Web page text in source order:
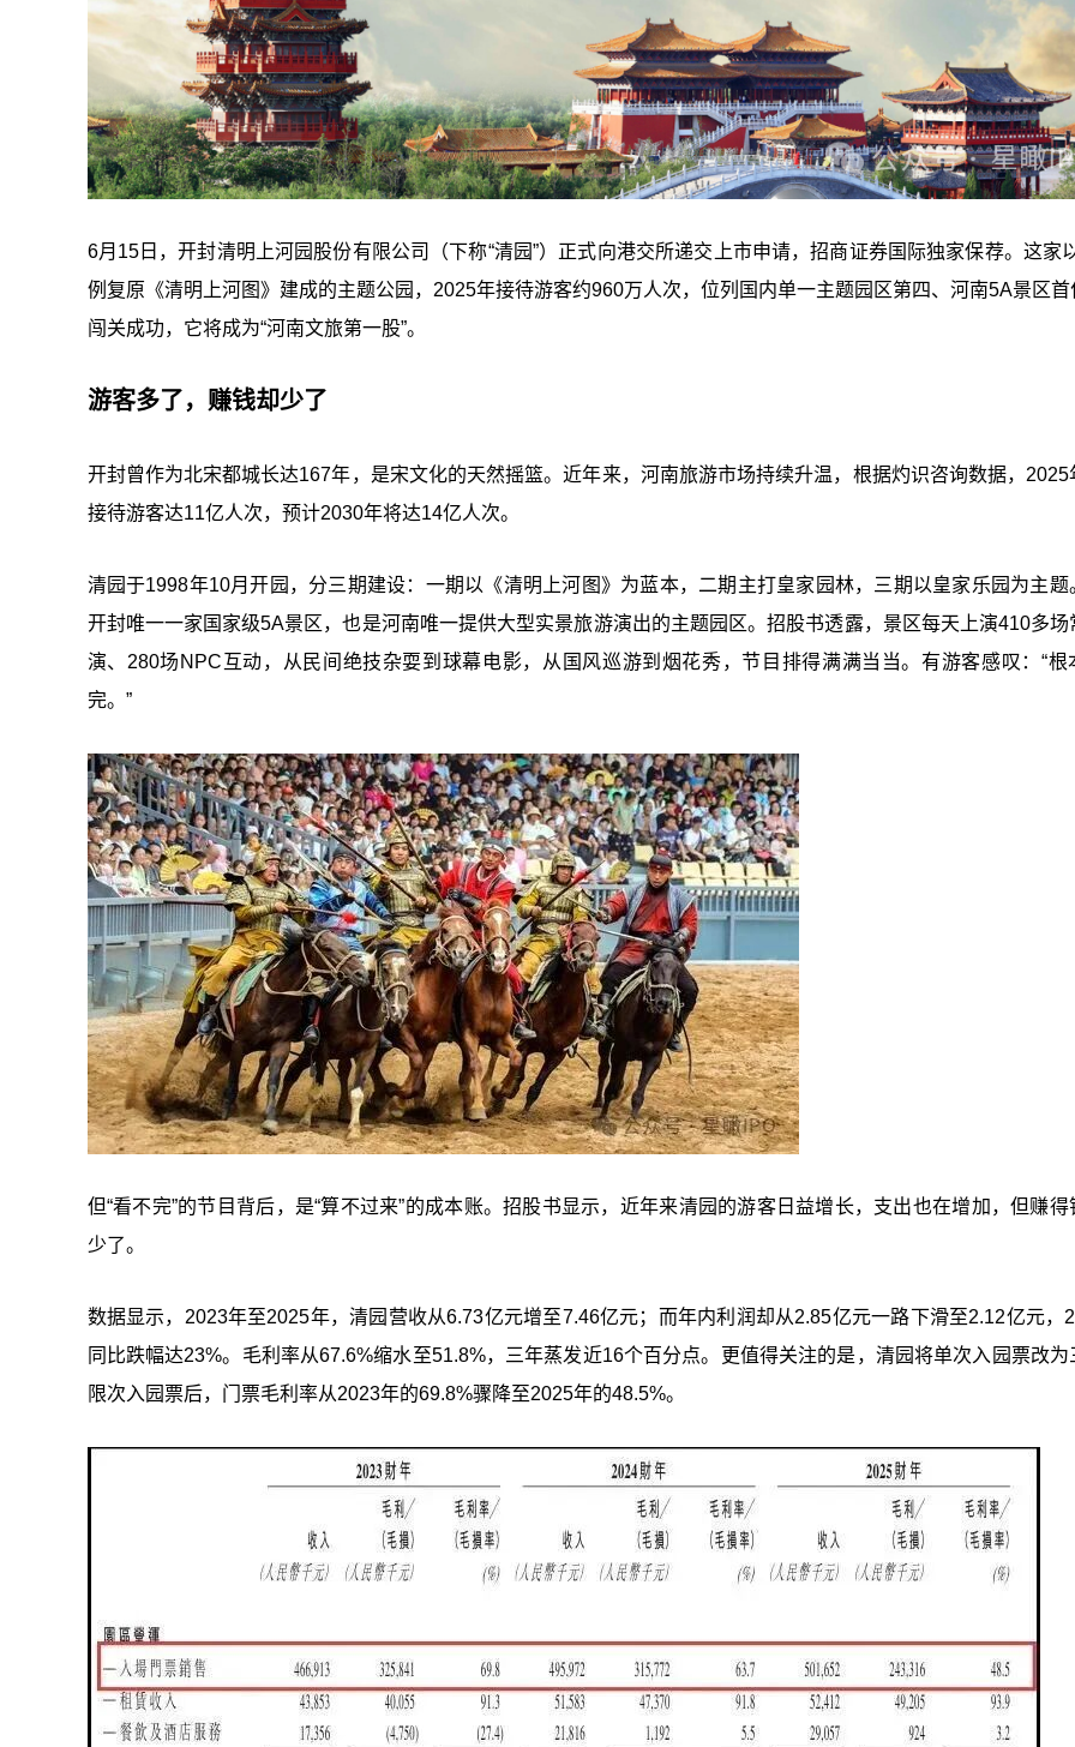
6月15日，开封清明上河园股份有限公司（下称“清园”）正式向港交所递交上市申请，招商证券国际独家保荐。这家
例复原《清明上河图》建成的主题公园，2025年接待游客约960万人次，位列国内单一主题园区第四、河南5A景区首
闯关成功，它将成为“河南文旅第一股”。
游客多了，赚钱却少了
开封曾作为北宋都城长达167年，是宋文化的天然摇篮。近年来，河南旅游市场持续升温，根据灼识咨询数据，2025
接待游客达11亿人次，预计2030年将达14亿人次。
清园于1998年10月开园，分三期建设：一期以《清明上河图》为蓝本，二期主打皇家园林，三期以皇家乐园为主题
开封唯一一家国家级5A景区，也是河南唯一提供大型实景旅游演出的主题园区。招股书透露，景区每天上演410多场
演、280场NPC互动，从民间绝技杂耍到球幕电影，从国风巡游到烟花秀，节目排得满满当当。有游客感叹：“根
完。”
但“看不完”的节目背后，是“算不过来”的成本账。招股书显示，近年来清园的游客日益增长，支出也在增加，但赚得
少了。
数据显示，2023年至2025年，清园营收从6.73亿元增至7.46亿元；而年内利润却从2.85亿元一路下滑至2.12亿元，
同比跌幅达23%。毛利率从67.6%缩水至51.8%，三年蒸发近16个百分点。更值得关注的是，清园将单次入园票改为
限次入园票后，门票毛利率从2023年的69.8%骤降至2025年的48.5%。